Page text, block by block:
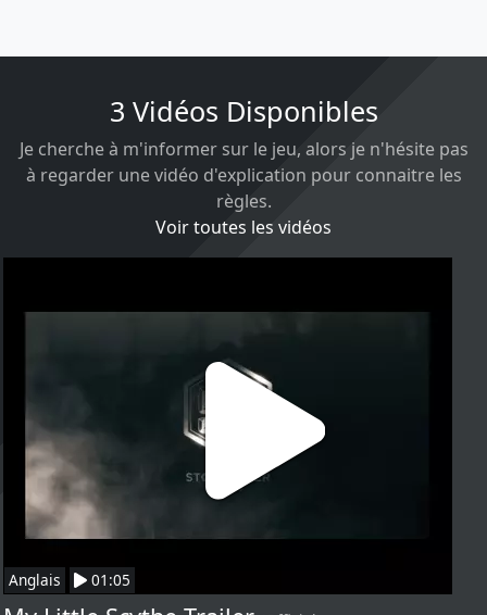
3 Vidéos Disponibles
Je cherche à m'informer sur le jeu, alors je n'hésite pas
à regarder une vidéo d'explication pour connaitre les
règles.
Voir toutes les vidéos
Anglais 01:05